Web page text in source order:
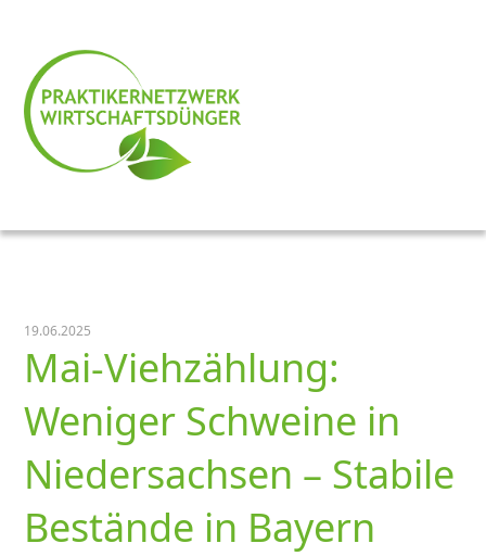
19.06.2025
Mai-Viehzählung:
Weniger Schweine in
Niedersachsen – Stabile
Bestände in Bayern